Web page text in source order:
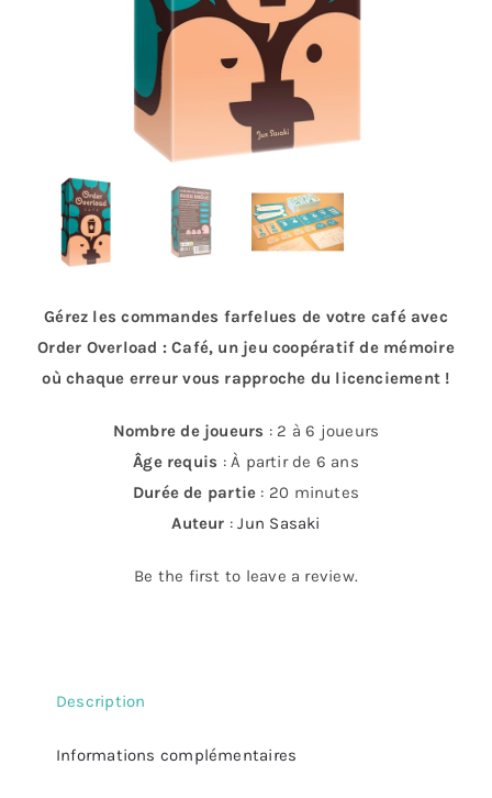
Gérez les commandes farfelues de votre café avec
Order Overload : Café, un jeu coopératif de mémoire
où chaque erreur vous rapproche du licenciement !
Nombre de joueurs : 2 à 6 joueurs
Âge requis : À partir de 6 ans
Durée de partie : 20 minutes
Auteur :Jun Sasaki
Be the first to leave a review.
Description
Informations complémentaires